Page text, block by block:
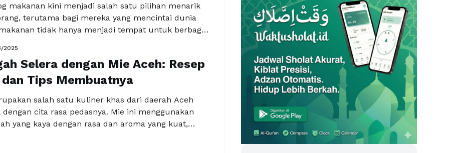
makanan kini menjadi salah satu pilihan menarik
terutama bagi mereka yang mencintai dunia
tidak hanya menjadi tempat untuk berbagi
menjanjikan. Jika Anda seorang food blogger,
memahami bagaimana monetisasi blog makanan
dengan strategi …Baca Selengkapnya
2025
Selera dengan Mie Aceh: Resep
Tips Membuatnya
salah satu kuliner khas dari daerah Aceh
cita rasa pedasnya. Mie ini menggunakan
yang kaya dengan rasa dan aroma yang kuat,